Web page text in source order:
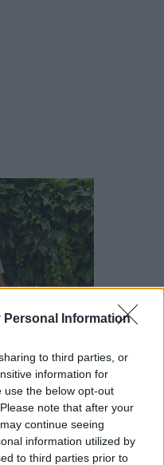
Personal Information
to third parties, or
information for
use the below opt-out
note that after your
continue seeing
information utilized by
to third parties prior to